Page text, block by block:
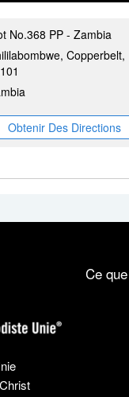
No.368 PP - Zambia
Copperbelt,
Obtenir Des Directions
Ce